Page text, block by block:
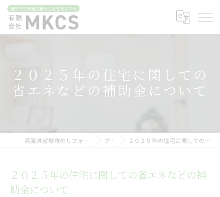
２０２５年の住宅に関しての
省エネなどの補助金について
兵庫県宝塚市のリフォームなら有限会社MKCS ブログ ２０２５年の住宅に関しての省エネなどの補助金について
２０２５年の住宅に関しての省エネなどの補
助金について